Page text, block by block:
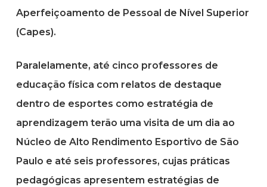
Aperfeiçoamento de Pessoal de Nível Superior
(Capes).
Paralelamente, até cinco professores de
educação física com relatos de destaque
dentro de esportes como estratégia de
aprendizagem terão uma visita de um dia ao
Núcleo de Alto Rendimento Esportivo de São
Paulo e até seis professores, cujas práticas
pedagógicas apresentem estratégias de